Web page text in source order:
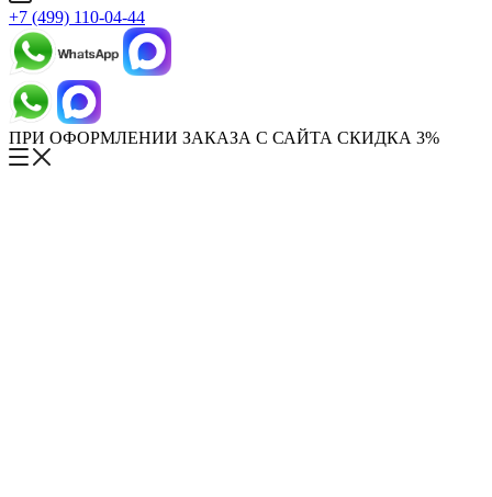
+7 (499) 110-04-44
ПРИ ОФОРМЛЕНИИ ЗАКАЗА С САЙТА СКИДКА 3%